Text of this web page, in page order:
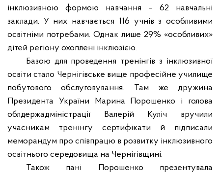
інклюзивною формою навчання – 62 навчальні
заклади. У них навчається 116 учнів з особливими
освітніми потребами. Однак лише 29% «особливих»
дітей регіону охоплені інклюзією.
Базою для проведення тренінгів з інклюзивної
освіти стало Чернігівське вище професійне училище
побутового обслуговування. Там же дружина
Президента України Марина Порошенко і голова
облдержадміністрації Валерій Куліч вручили
учасникам тренінгу сертифікати й підписали
меморандум про співпрацю в розвитку інклюзивного
освітнього середовища на Чернігівщині.
Також пані Порошенко презентувала